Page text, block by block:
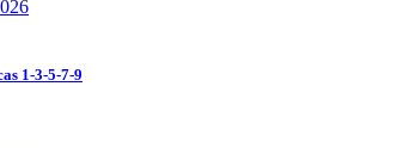
1-3-5-7-9